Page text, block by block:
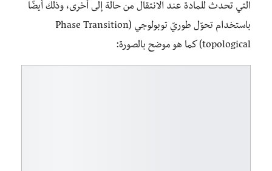
التي تحدث للمادة عند الانتقال من حالة إلى أخرى، وذلك أيضًا
باستخدام تحوّل طوريّ توبولوجي (Phase Transition
topological) كما هو موضح بالصورة: